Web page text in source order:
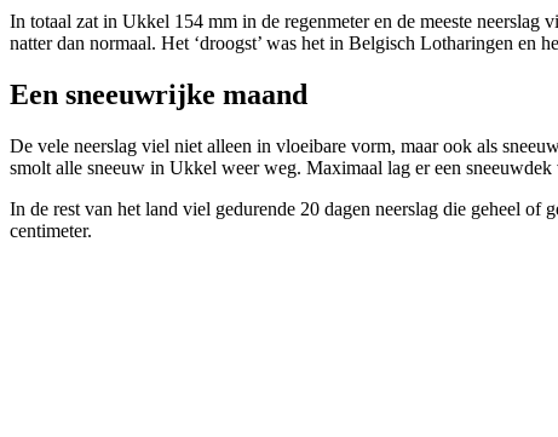
In totaal zat in Ukkel 154 mm in de regenmeter en de meeste
natter dan normaal. Het ‘droogst’ was het in Belgisch Lotharingen en
Een sneeuwrijke maand
De vele neerslag viel niet alleen in vloeibare vorm, maar ook als
smolt alle sneeuw in Ukkel weer weg. Maximaal lag er een sneeuwdek
In de rest van het land viel gedurende 20 dagen neerslag die geheel
centimeter.